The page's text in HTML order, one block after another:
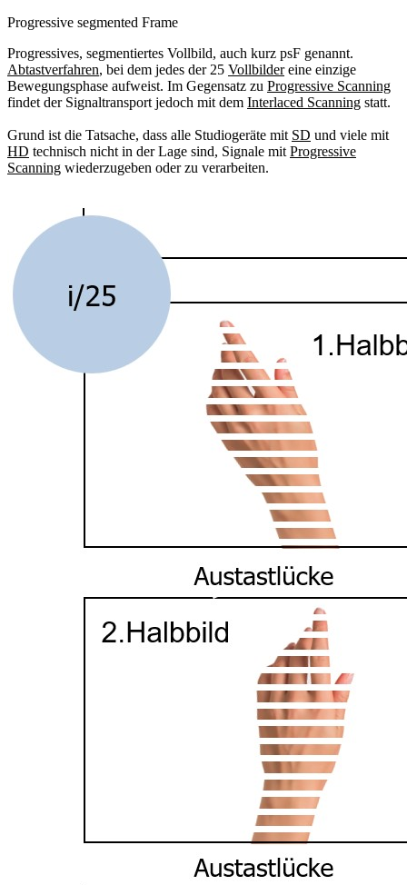
Progressive segmented Frame
Progressives, segmentiertes Vollbild, auch kurz psF genannt.
Abtastverfahren, bei dem jedes der 25 Vollbildereine einzige
Bewegungsphase aufweist. Im Gegensatz zu Progressive Scanning
findet der Signaltransport jedoch mit dem Interlaced Scanning statt.
Grund ist die Tatsache, dass alle Studiogeräte mit SD und viele mit
HD technisch nicht in der Lage sind, Signale mit Progressive
Scanning wiederzugeben oder zu verarbeiten.